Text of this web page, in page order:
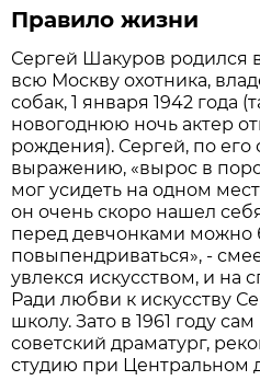
Правило жизни
Сергей Шакуров родился
всю Москву охотника,
собак, 1 января 1942 года
новогоднюю ночь актер
рождения). Сергей, по его
выражению, «вырос в
мог усидеть на одном
он очень скоро нашел
перед девчонками можно
повыпендриваться», -
увлекся искусством, и на
Ради любви к искусству
школу. Зато в 1961 году
советский драматург,
студию при Центральном